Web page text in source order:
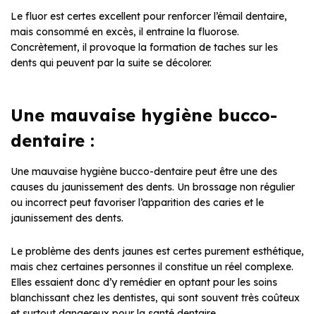
Le fluor est certes excellent pour renforcer l’émail dentaire,
mais consommé en excès, il entraine la fluorose.
Concrètement, il provoque la formation de taches sur les
dents qui peuvent par la suite se décolorer.
Une mauvaise hygiène bucco-
dentaire :
Une mauvaise hygiène bucco-dentaire peut être une des
causes du jaunissement des dents. Un brossage non régulier
ou incorrect peut favoriser l’apparition des caries et le
jaunissement des dents.
Le problème des dents jaunes est certes purement esthétique,
mais chez certaines personnes il constitue un réel complexe.
Elles essaient donc d’y remédier en optant pour les soins
blanchissant chez les dentistes, qui sont souvent très coûteux